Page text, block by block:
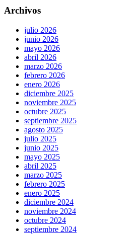
Archivos
julio 2026
junio 2026
mayo 2026
abril 2026
marzo 2026
febrero 2026
enero 2026
diciembre 2025
noviembre 2025
octubre 2025
septiembre 2025
agosto 2025
julio 2025
junio 2025
mayo 2025
abril 2025
marzo 2025
febrero 2025
enero 2025
diciembre 2024
noviembre 2024
octubre 2024
septiembre 2024